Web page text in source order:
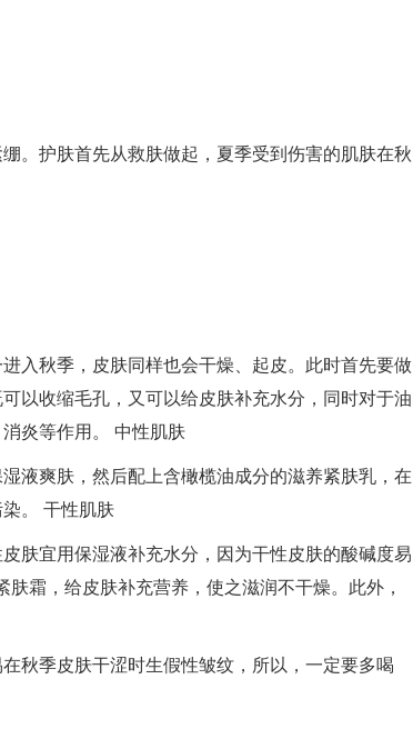
。护肤首先从救肤做起，夏季受到伤害的肌肤在秋
入秋季，皮肤同样也会干燥、起皮。此时首先要做
以收缩毛孔，又可以给皮肤补充水分，同时对于油
炎等作用。 中性肌肤
液爽肤，然后配上含橄榄油成分的滋养紧肤乳，在
。 干性肌肤
肤宜用保湿液补充水分，因为干性皮肤的酸碱度易
霜，给皮肤补充营养，使之滋润不干燥。此外，
秋季皮肤干涩时生假性皱纹，所以，一定要多喝